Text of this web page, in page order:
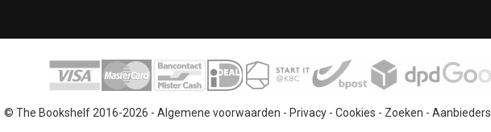
© The Bookshelf 2016-2026 - Algemene voorwaarden - Privacy - Cookies - Zoeken - Aanbieders